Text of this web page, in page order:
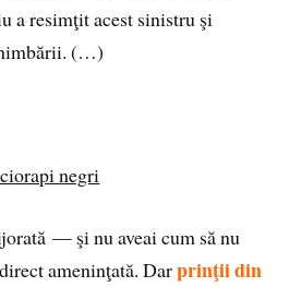
a resimţit acest sinistru şi
(…)
negri
— şi nu aveai cum să nu
ameninţată. Darprinţii din